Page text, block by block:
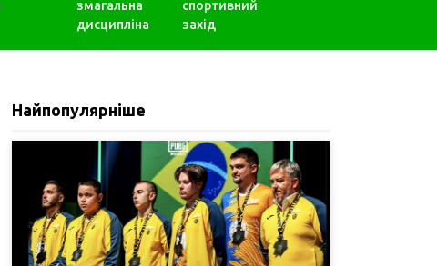
змагальна
дисципліна
спортивний
захід
Найпопулярніше